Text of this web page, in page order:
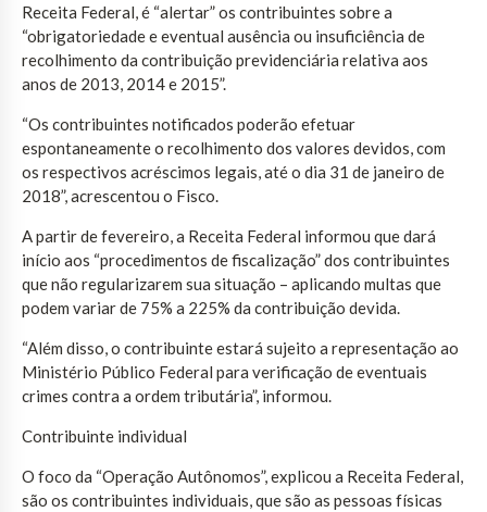
Receita Federal, é “alertar” os contribuintes sobre a
“obrigatoriedade e eventual ausência ou insuficiência de
recolhimento da contribuição previdenciária relativa aos
anos de 2013, 2014 e 2015”.
“Os contribuintes notificados poderão efetuar
espontaneamente o recolhimento dos valores devidos, com
os respectivos acréscimos legais, até o dia 31 de janeiro de
2018”, acrescentou o Fisco.
A partir de fevereiro, a Receita Federal informou que dará
início aos “procedimentos de fiscalização” dos contribuintes
que não regularizarem sua situação – aplicando multas que
podem variar de 75% a 225% da contribuição devida.
“Além disso, o contribuinte estará sujeito a representação ao
Ministério Público Federal para verificação de eventuais
crimes contra a ordem tributária”, informou.
Contribuinte individual
O foco da “Operação Autônomos”, explicou a Receita Federal,
são os contribuintes individuais, que são as pessoas físicas